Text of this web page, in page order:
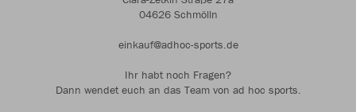
04626 Schmölln
einkauf@adhoc-sports.de
Ihr habt noch Fragen?
Dann wendet euch an das Team von ad hoc sports.